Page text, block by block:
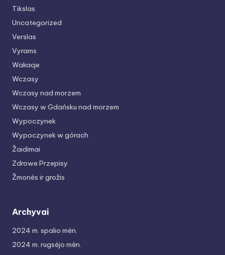
Tikslas
Uncategorized
Verslas
Vyrams
Wakacje
Wczasy
Wczasy nad morzem
Wczasy w Gdańsku nad morzem
Wypoczynek
Wypoczynek w górach
Žaidimai
Zdrowe Przepisy
Žmonės ir grožis
Archyvai
2024 m. spalio mėn.
2024 m. rugsėjo mėn.